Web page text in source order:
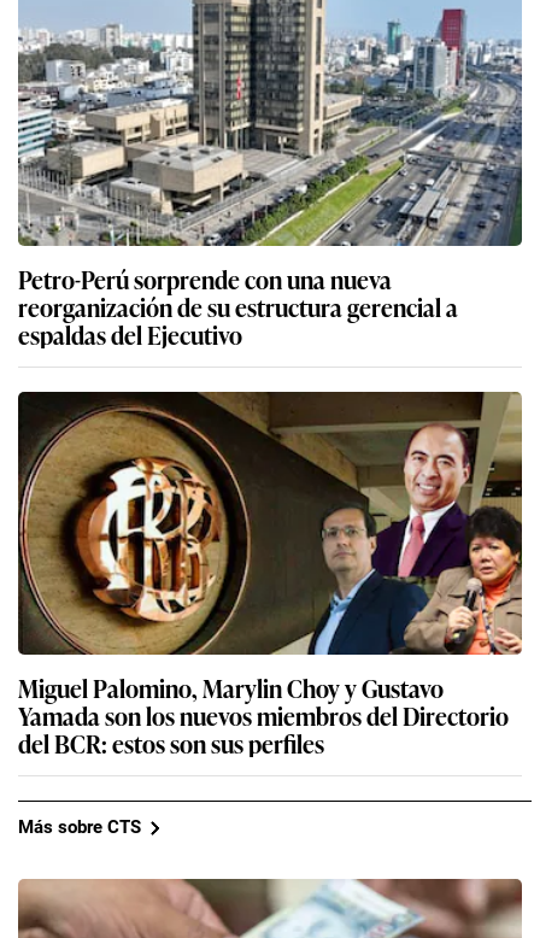
Petro-Perú sorprende con una nueva
reorganización de su estructura gerencial a
espaldas del Ejecutivo
Miguel Palomino, Marylin Choy y Gustavo
Yamada son los nuevos miembros del Directorio
del BCR: estos son sus perfiles
Más sobre CTS